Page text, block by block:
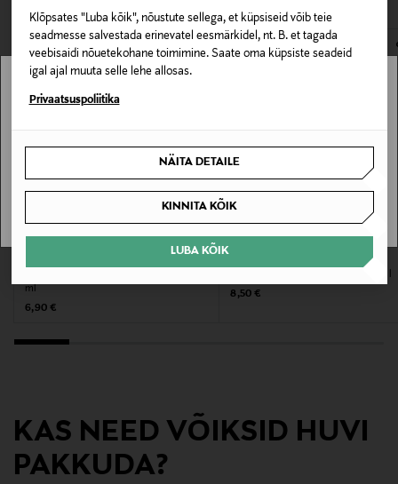
Klõpsates "Luba kõik", nõustute sellega, et küpsiseid võib teie
seadmesse salvestada erinevatel eesmärkidel, nt. B. et tagada
veebisaidi nõuetekohane toimimine. Saate oma küpsiste seadeid
igal ajal muuta selle lehe allosas.
Privaatsuspoliitika
NÄITA DETAILE
KINNITA KÕIK
LUBA KÕIK
NOCOL
Suurus
Valmistaja tootenumber
Tootja aadress
Märksõnad
Batiste, kuivšampoon
E-POE TAGASTUSED
ml
Original Price
6,90 €
Original Price
8,50 €
KAS NEED VÕIKSID HUVI
PAKKUDA?
Stockmann pole Sinu riigis saadaval.
SAAN ARU